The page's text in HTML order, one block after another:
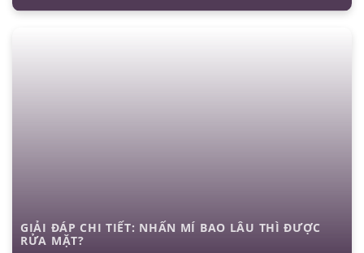
GIẢI ĐÁP CHI TIẾT: NHẤN MÍ BAO LÂU THÌ ĐƯỢC
RỬA MẶT?